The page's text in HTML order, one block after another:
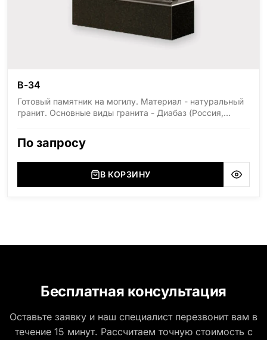
В-34
Готовый памятник на могилу. Материал - натуральный
гранит. Основные виды гранита - Диабаз (Россия,
(Украина, Житомерская область), Лабродарит
(Украина, Житомерская область), Сюксюансаари
(Россия, Карелия), Амфиболит (Россия, Мурманская
По запросу
В КОРЗИНУ
Бесплатная консультация
Оставьте заявку и наш специалист перезвонит вам в
течение 15 минут. Рассчитаем точную стоимость с